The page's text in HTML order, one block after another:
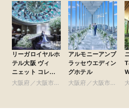
リーガロイヤルホ
テル大阪 ヴィ
ニェット コレク
ション
大阪府／大阪市北
アルモニーアンブ
ラッセウエディン
グホテル
大阪府／大阪市北